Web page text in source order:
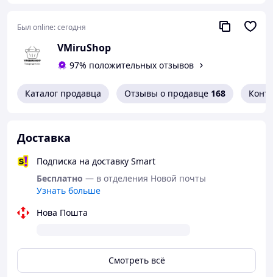
Был online:сегодня
VMiruShop
97% положительных отзывов
Каталог продавца Отзывы о продавце 168
Доставка
Подписка на доставку Smart
Бесплатно — в отделения Новой почты
Узнать больше
Нова Пошта
Смотреть всё